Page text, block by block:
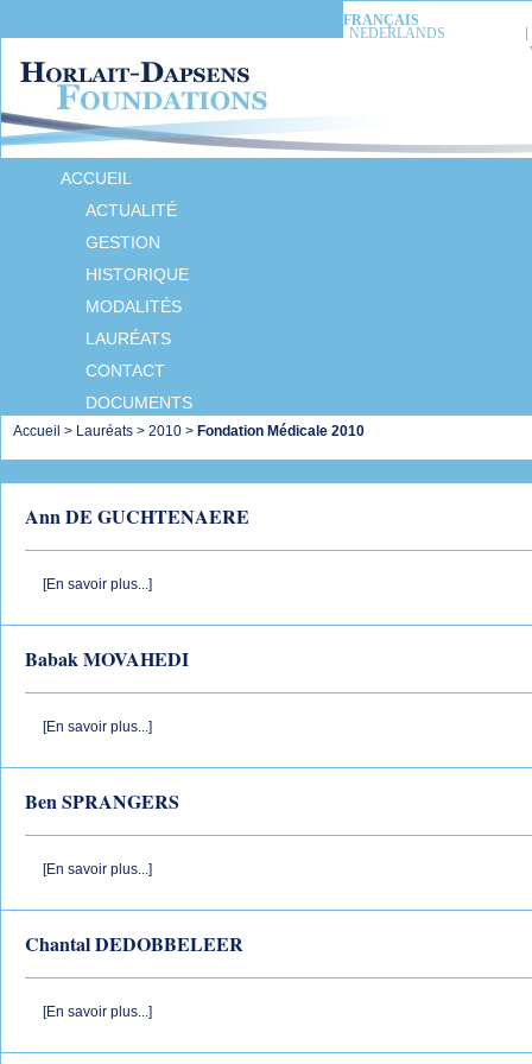
FRANÇAIS
NEDERLANDS
ACCUEIL
ACTUALITÉ
GESTION
HISTORIQUE
MODALITÉS
LAURÉATS
CONTACT
DOCUMENTS
Accueil > Lauréats > 2010 > Fondation Médicale 2010
Ann DE GUCHTENAERE
[En savoir plus...]
Babak MOVAHEDI
[En savoir plus...]
Ben SPRANGERS
[En savoir plus...]
Chantal DEDOBBELEER
[En savoir plus...]